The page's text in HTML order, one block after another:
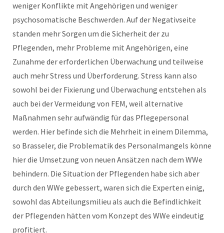
weniger Konflikte mit Angehörigen und weniger
psychosomatische Beschwerden. Auf der Negativseite
standen mehr Sorgen um die Sicherheit der zu
Pflegenden, mehr Probleme mit Angehörigen, eine
Zunahme der erforderlichen Überwachung und teilweise
auch mehr Stress und Überforderung. Stress kann also
sowohl bei der Fixierung und Überwachung entstehen als
auch bei der Vermeidung von FEM, weil alternative
Maßnahmen sehr aufwändig für das Pflegepersonal
werden. Hier befinde sich die Mehrheit in einem Dilemma,
so Brasseler, die Problematik des Personalmangels könne
hier die Umsetzung von neuen Ansätzen nach dem WWe
behindern. Die Situation der Pflegenden habe sich aber
durch den WWe gebessert, waren sich die Experten einig,
sowohl das Abteilungsmilieu als auch die Befindlichkeit
der Pflegenden hätten vom Konzept des WWe eindeutig
profitiert.